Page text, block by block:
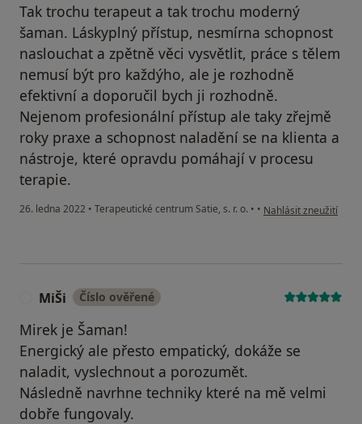
Tak trochu terapeut a tak trochu moderný
šaman. Láskyplný přístup, nesmírna schopnost
naslouchat a zpětně věci vysvětlit, práce s tělem
nemusí být pro každýho, ale je rozhodně
efektivní a doporučil bych ji rozhodně.
Nejenom profesionální přístup ale taky zřejmě
roky praxe a schopnost naladění se na klienta a
nástroje, které opravdu pomáhají v procesu
terapie.
26. ledna 2022 • Terapeutické centrum Satie, s. r. o. • • podle názoru
Nahlásit zneužití
MiŠi Číslo ověřené
Mirek je Šaman!
Energický ale přesto empatický, dokáže se
naladit, vyslechnout a porozumět.
Následně navrhne techniky které na mě velmi
dobře fungovaly.